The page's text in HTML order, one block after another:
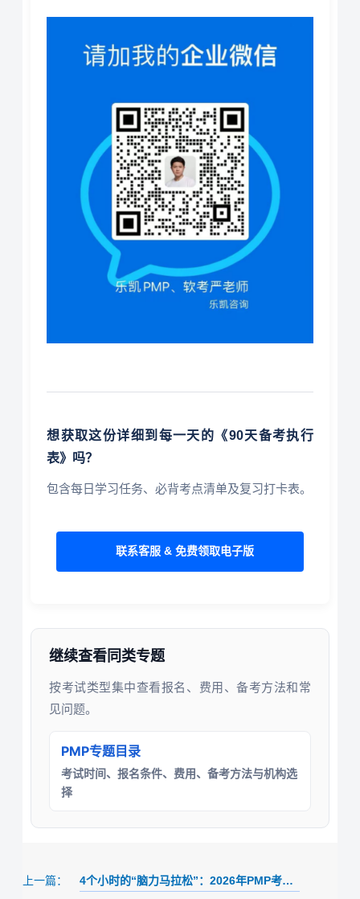
想获取这份详细到每一天的《90天备考执行
表》吗？
包含每日学习任务、必背考点清单及复习打卡表。
联系客服 & 免费领取电子版
继续查看同类专题
按考试类型集中查看报名、费用、备考方法和常
见问题。
PMP专题目录
考试时间、报名条件、费用、备考方法与机构选
择
上一篇： 4个小时的“脑力马拉松”：2026年PMP考场生存指南（中国大陆纸笔考专版）